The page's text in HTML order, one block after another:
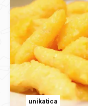
unikatica